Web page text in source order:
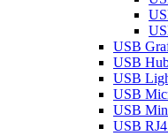
USB
USB
USB
USB
USB
USB